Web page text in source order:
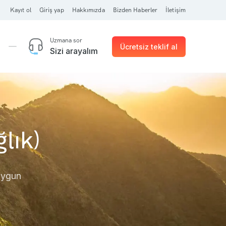
Kayıt ol Giriş yap Hakkımızda Bizden Haberler İletişim
Uzmana sor
Sizi arayalım Ücretsiz teklif al